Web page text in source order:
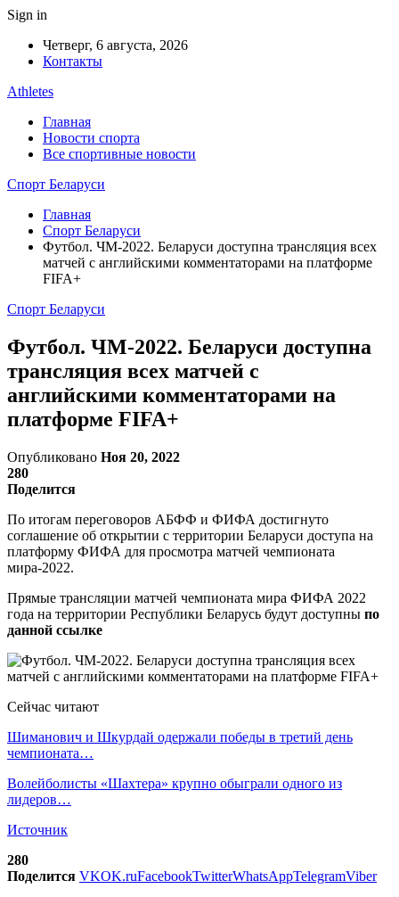
Sign in
Четверг, 6 августа, 2026
Контакты
Athletes
Главная
Новости спорта
Все спортивные новости
Спорт Беларуси
Главная
Спорт Беларуси
Футбол. ЧМ-2022. Беларуси доступна трансляция всех
матчей с английскими комментаторами на платформе
FIFA+
Спорт Беларуси
Футбол. ЧМ-2022. Беларуси доступна
трансляция всех матчей с
английскими комментаторами на
платформе FIFA+
Опубликовано Ноя 20, 2022
280
Поделится
По итогам переговоров АБФФ и ФИФА достигнуто
соглашение об открытии с территории Беларуси доступа на
платформу ФИФА для просмотра матчей чемпионата
мира-2022.
Прямые трансляции матчей чемпионата мира ФИФА 2022
года на территории Республики Беларусь будут доступны по
данной ссылке
Сейчас читают
Шиманович и Шкурдай одержали победы в третий день
чемпионата…
Волейболисты «Шахтера» крупно обыграли одного из
лидеров…
Источник
280
Поделится VKOK.ruFacebookTwitterWhatsAppTelegramViber